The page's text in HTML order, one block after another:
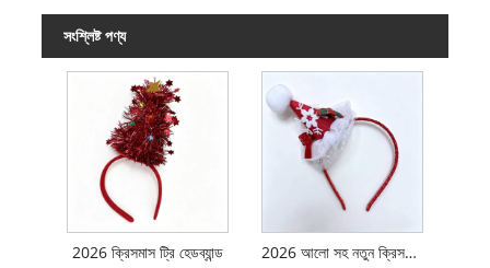
সংশ্লিষ্ট পণ্য
2026 ক্রিসমাস ট্রি হেডব্যান্ড 2026 আলো সহ নতুন ক্রিসমাস হ্যাট হেডব্যান্ড